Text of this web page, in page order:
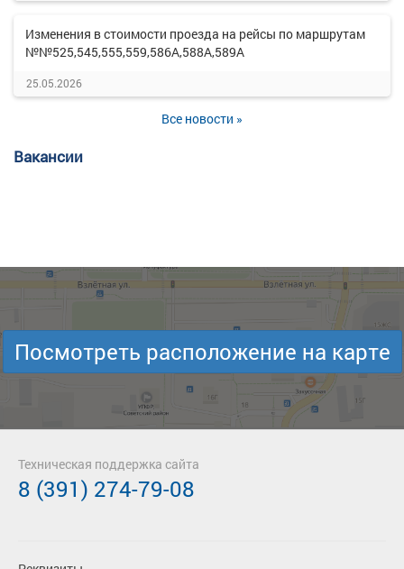
Изменения в стоимости проезда на рейсы по маршрутам
№№525,545,555,559,586А,588А,589А
25.05.2026
Все новости »
Вакансии
Посмотреть расположение на карте
Техническая поддержка сайта
8 (391) 274-79-08